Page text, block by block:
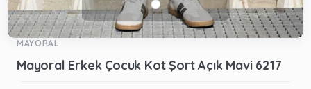
MAYORAL
Mayoral Erkek Çocuk Kot Şort Açık Mavi 6217